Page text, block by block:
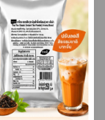
ลงทะเบียน
ง
ยดี
ต (1991)